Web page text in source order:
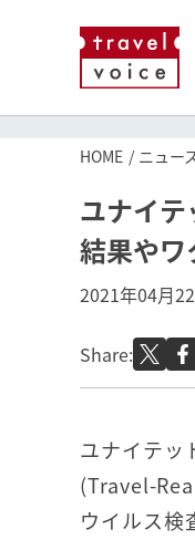
HOME ニュー
ユナイ
結果や
2021年04月
Share:
ユナイテッ
(Travel-
ウイルス検